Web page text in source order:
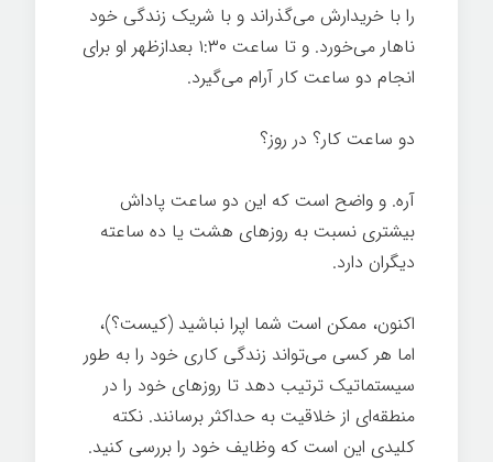
را با خریدارش می‌گذراند و با شریک زندگی خود
ناهار می‌خورد. و تا ساعت ۱:۳۰ بعدازظهر او برای
انجام دو ساعت کار آرام می‌گیرد.
دو ساعت کار؟ در روز؟
آره. و واضح است که این دو ساعت پاداش
بیشتری نسبت به روزهای هشت یا ده ساعته
دیگران دارد.
اکنون، ممکن است شما اپرا نباشید (کیست؟)،
اما هر کسی می‌تواند زندگی کاری خود را به طور
سیستماتیک ترتیب دهد تا روزهای خود را در
منطقه‌ای از خلاقیت به حداکثر برسانند. نکته
کلیدی این است که وظایف خود را بررسی کنید.